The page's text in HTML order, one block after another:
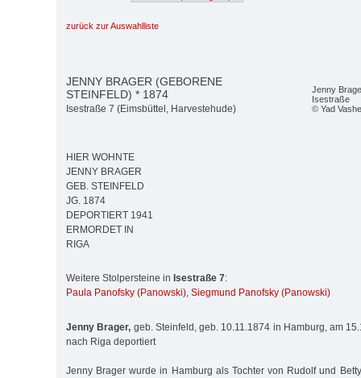
zurück zur Auswahlliste
Jenny
Isestraße
© Yad
JENNY BRAGER (GEBORENE
STEINFELD) * 1874
Isestraße 7 (Eimsbüttel, Harvestehude)
HIER WOHNTE
JENNY BRAGER
GEB. STEINFELD
JG. 1874
DEPORTIERT 1941
ERMORDET IN
RIGA
Weitere Stolpersteine in Isestraße 7:
Paula Panofsky (Panowski), Siegmund Panofsky (Panowski)
Jenny Brager, geb. Steinfeld, geb. 10.11.1874 in Ham­burg, am
nach Riga deportiert
Jenny Brager wurde in Hamburg als Tochter von Rudolf und